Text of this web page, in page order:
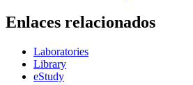
Enlaces relacionados
Laboratories
Library
eStudy